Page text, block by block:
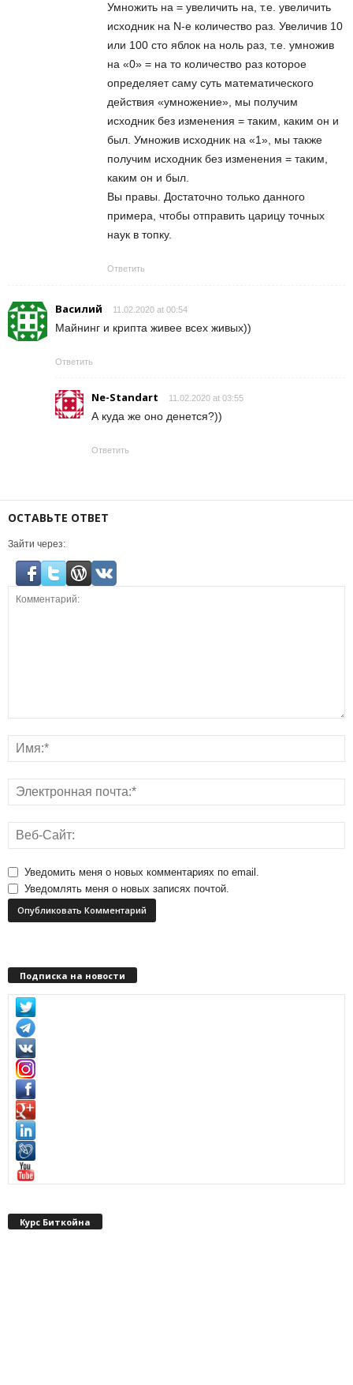
Умножить на = увеличить на, т.е. увеличить
исходник на N-е количество раз. Увеличив 10
или 100 сто яблок на ноль раз, т.е. умножив
на «0» = на то количество раз которое
определяет саму суть математического
действия «умножение», мы получим
исходник без изменения = таким, каким он и
был. Умножив исходник на «1», мы также
получим исходник без изменения = таким,
каким он и был.
Вы правы. Достаточно только данного
примера, чтобы отправить царицу точных
наук в топку.
Ответить
Василий 11.02.2020 at 00:54
Майнинг и крипта живее всех живых))
Ответить
Ne-Standart 11.02.2020 at 03:55
А куда же оно денется?))
Ответить
ОСТАВЬТЕ ОТВЕТ
Зайти через:
Уведомить меня о новых комментариях по email.
Уведомлять меня о новых записях почтой.
Подписка на новости
Курс Биткойна